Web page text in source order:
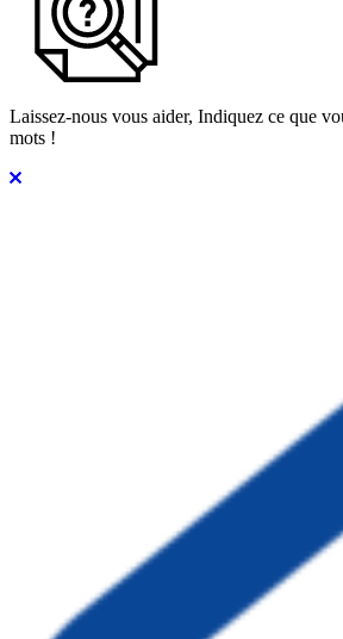
Laissez-nous vous aider, Indiquez ce que
mots !